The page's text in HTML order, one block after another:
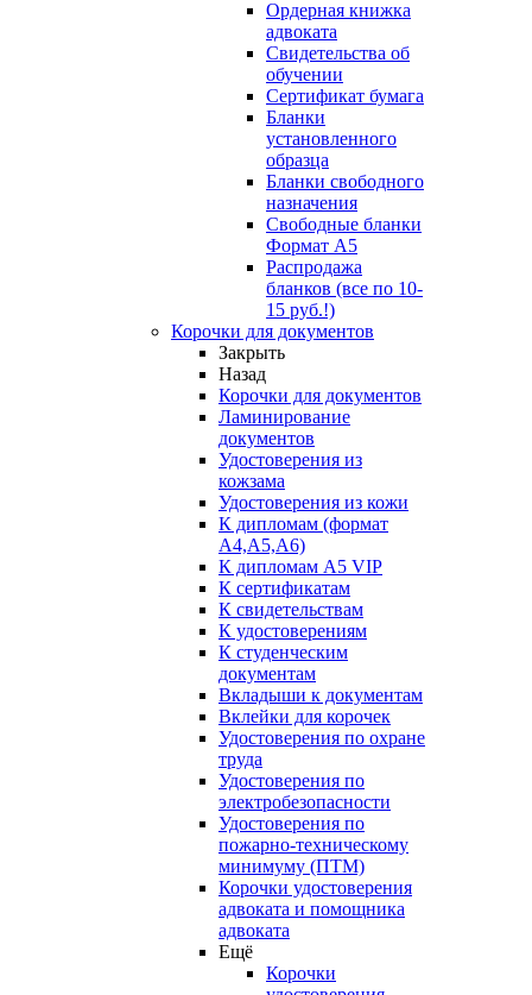
Ордерная книжка
адвоката
Свидетельства об
обучении
Сертификат бумага
Бланки
установленного
образца
Бланки свободного
назначения
Свободные бланки
Формат А5
Распродажа
бланков (все по 10-
15 руб.!)
Корочки для документов
Закрыть
Назад
Корочки для документов
Ламинирование
документов
Удостоверения из
кожзама
Удостоверения из кожи
К дипломам (формат
А4,А5,А6)
К дипломам А5 VIP
К сертификатам
К свидетельствам
К удостоверениям
К студенческим
документам
Вкладыши к документам
Вклейки для корочек
Удостоверения по охране
труда
Удостоверения по
электробезопасности
Удостоверения по
пожарно-техническому
минимуму (ПТМ)
Корочки удостоверения
адвоката и помощника
адвоката
Ещё
Корочки